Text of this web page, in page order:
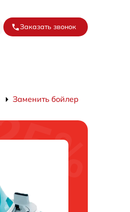
Заказать звонок
Заменить бойлер